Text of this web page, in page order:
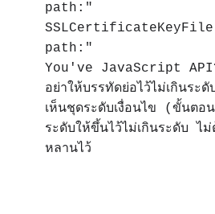
path:"
path:"
You've JavaScript
อย่าให้บรรทัดย่อไว้ไม่เกินร
เห็นชุดระดับเงื่อนไข (ขั้นตอน
ระดับให้ขึ้นไว้ไม่เกินระดับ ไ
หลานไว้